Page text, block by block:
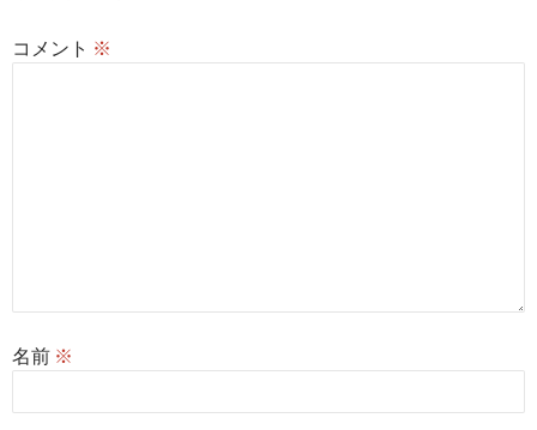
コメント ※
名前 ※